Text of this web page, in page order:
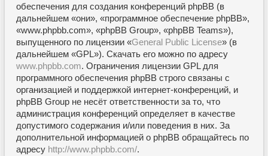
обеспечения для создания конференций phpBB (в
дальнейшем «они», «программное обеспечение phpBB»,
«www.phpbb.com», «phpBB Group», «phpBB Teams»),
выпущенного по лицензии «General Public License» (в
дальнейшем «GPL»). Скачать его можно по адресу
www.phpbb.com. Ограничения лицензии GPL для
программного обеспечения phpBB строго связаны с
организацией и поддержкой интернет-конференций, и
phpBB Group не несёт ответственности за то, что
администрация конференций определяет в качестве
допустимого содержания и/или поведения в них. За
дополнительной информацией о phpBB обращайтесь по
адресу http://www.phpbb.com/.